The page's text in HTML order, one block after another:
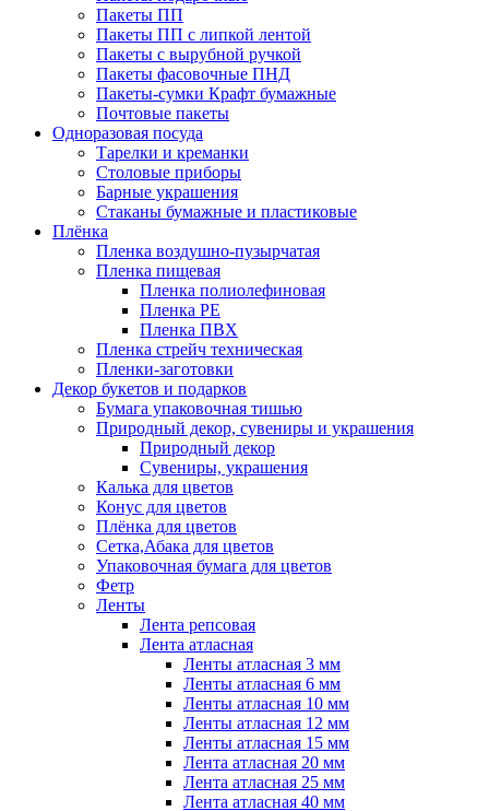
Пакеты ПП
Пакеты ПП с липкой лентой
Пакеты с вырубной ручкой
Пакеты фасовочные ПНД
Пакеты-сумки Крафт бумажные
Почтовые пакеты
Одноразовая посуда
Тарелки и креманки
Столовые приборы
Барные украшения
Стаканы бумажные и пластиковые
Плёнка
Пленка воздушно-пузырчатая
Пленка пищевая
Пленка полиолефиновая
Пленка PE
Пленка ПВХ
Пленка стрейч техническая
Пленки-заготовки
Декор букетов и подарков
Бумага упаковочная тишью
Природный декор, сувениры и украшения
Природный декор
Сувениры, украшения
Калька для цветов
Конус для цветов
Плёнка для цветов
Сетка,Абака для цветов
Упаковочная бумага для цветов
Фетр
Ленты
Лента репсовая
Лента атласная
Ленты атласная 3 мм
Ленты атласная 6 мм
Ленты атласная 10 мм
Ленты атласная 12 мм
Ленты атласная 15 мм
Лента атласная 20 мм
Лента атласная 25 мм
Лента атласная 40 мм